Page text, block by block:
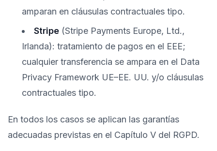
amparan en cláusulas contractuales tipo.
Stripe (Stripe Payments Europe, Ltd.,
Irlanda): tratamiento de pagos en el EEE;
cualquier transferencia se ampara en el Data
Privacy Framework UE–EE. UU. y/o cláusulas
contractuales tipo.
En todos los casos se aplican las garantías
adecuadas previstas en el Capítulo V del RGPD.